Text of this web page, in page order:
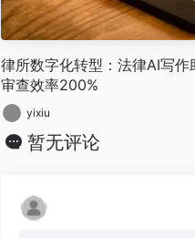
律所数字化转型：法律AI写作
审查效率200%
yixiu
暂无评论